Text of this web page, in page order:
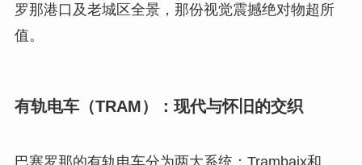
罗那港口及老城区全景，那份视觉震撼绝对物超所
值。
有轨电车（TRAM）：现代与怀旧的交织